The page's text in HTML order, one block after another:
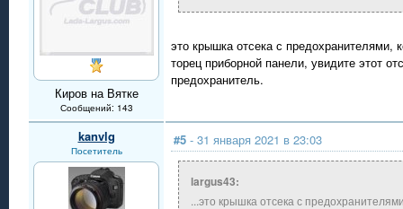
Киров на Вятке
Сообщений: 143
это крышка отсека с предохранителями,
торец приборной панели, увидите этот
предохранитель.
kanvlg
Посетитель
#5 - 31 января 2021 в 23:03
largus43:
...это крышка отсека с